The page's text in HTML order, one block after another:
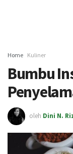
Home Kuliner
Bumbu
oleh Dini N.